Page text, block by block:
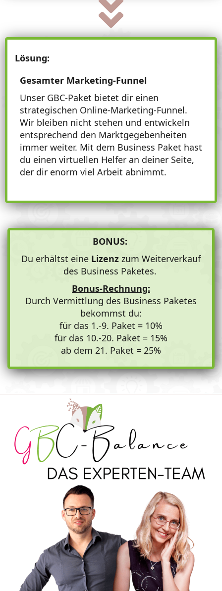
Lösung:
Gesamter Marketing-Funnel
Unser GBC-Paket bietet dir einen
strategischen Online-Marketing-Funnel.
Wir bleiben nicht stehen und entwickeln
entsprechend den Marktgegebenheiten
immer weiter. Mit dem Business Paket hast
du einen virtuellen Helfer an deiner Seite,
der dir enorm viel Arbeit abnimmt.
BONUS:
Du erhältst eine Lizenz zum Weiterverkauf
des Business Paketes.
Bonus-Rechnung:
Durch Vermittlung des Business Paketes
bekommst du:
für das 1.-9. Paket = 10%
für das 10.-20. Paket = 15%
ab dem 21. Paket = 25%